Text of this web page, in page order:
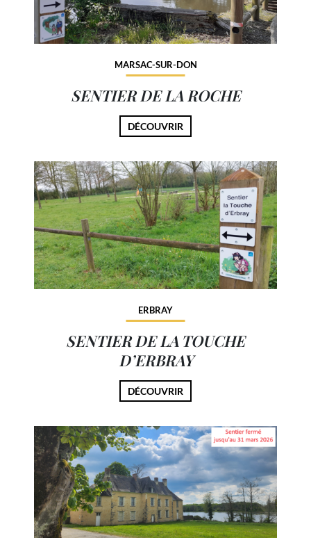
MARSAC-SUR-DON
SENTIER DE LA ROCHE
DÉCOUVRIR
ERBRAY
SENTIER DE LA TOUCHE
D’ERBRAY
DÉCOUVRIR